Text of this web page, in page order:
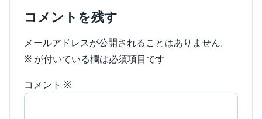
コメントを残す
メールアドレスが公開されることはありません。
※ が付いている欄は必須項目です
コメント ※